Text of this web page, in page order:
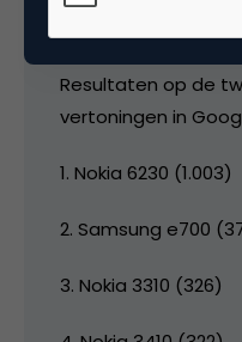
Resultaten op de
vertoningen in
1. Nokia 6230 (1.003)
2. Samsung e700
3. Nokia 3310 (326)